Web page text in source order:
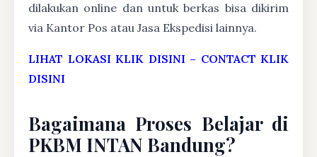
dilakukan online dan untuk berkas bisa dikirim
via Kantor Pos atau Jasa Ekspedisi lainnya.
LIHAT LOKASI KLIK DISINI – CONTACT KLIK
DISINI
Bagaimana Proses Belajar di
PKBM INTAN Bandung?